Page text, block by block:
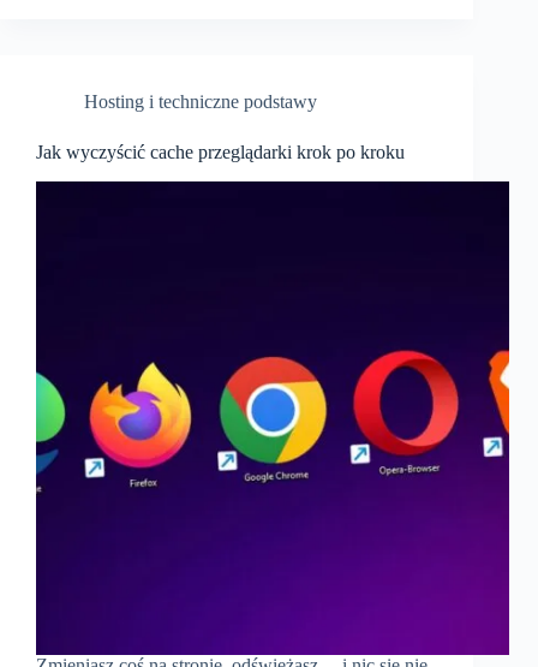
Hosting i techniczne podstawy
Jak wyczyścić cache przeglądarki krok po kroku